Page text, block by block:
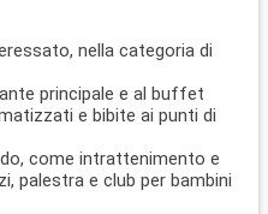
nella categoria di
principale e al buffet
e bibite ai punti di
come intrattenimento e
palestra e club per bambini